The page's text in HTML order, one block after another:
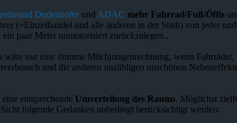
Dudenhöfer und ADAC mehr Fahrrad/Fuß/Öffis
(+Einzelhandel und alle anderen in der Stadt) von jeder
paar Meter unmotorisiert zurückzulegen..
nur eine dumme Milchjungenrechnung, wenn
und die anderen unzähligen unschönen
entsprechende Umverteilung des Raums. Möglichst
folgende Gedanken unbedingt berücksichtigt werden: